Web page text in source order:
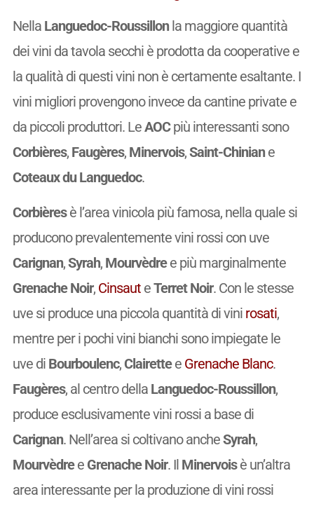
Nella Languedoc-Roussillonla maggiore quantità
dei vini da tavola secchi è prodotta da cooperative e
la qualità di questi vini non è certamente esaltante. I
vini migliori provengono invece da cantine private e
da piccoli produttori. LeAOCpiù interessanti sono
Corbières, Faugères, Minervois,Saint-Chiniane
Coteaux du Languedoc.
Corbièresè l’area vinicola più famosa, nella quale si
producono prevalentemente vini rossi con uve
Carignan,Syrah, Mourvèdree più marginalmente
Grenache Noir, CinsauteTerret Noir. Con le stesse
uve si produce una piccola quantità di vini rosati,
mentre per i pochi vini bianchi sono impiegate le
uve di Bourboulenc, Clairettee Grenache Blanc.
Faugères, al centro della Languedoc-Roussillon,
produce esclusivamente vini rossi a base di
Carignan. Nell’area si coltivano ancheSyrah,
Mourvèdree Grenache Noir. Il Minervoisè un’altra
area interessante per la produzione di vini rossi